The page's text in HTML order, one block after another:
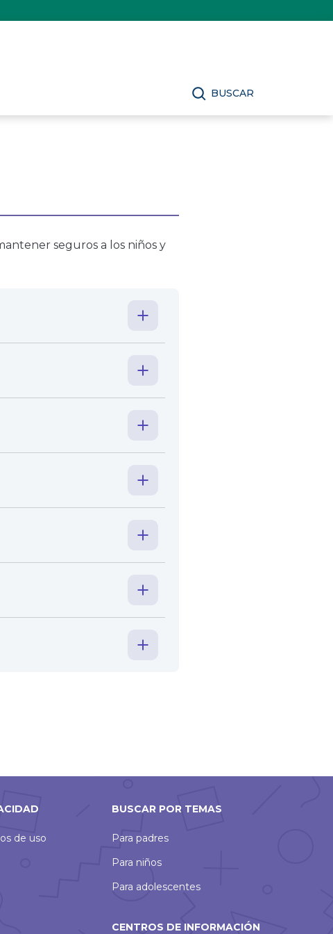
BUSCAR
seguros a los niños y
de uso
BUSCAR POR TEMAS
Para padres
Para niños
Para adolescentes
CENTROS DE INFORMACIÓN